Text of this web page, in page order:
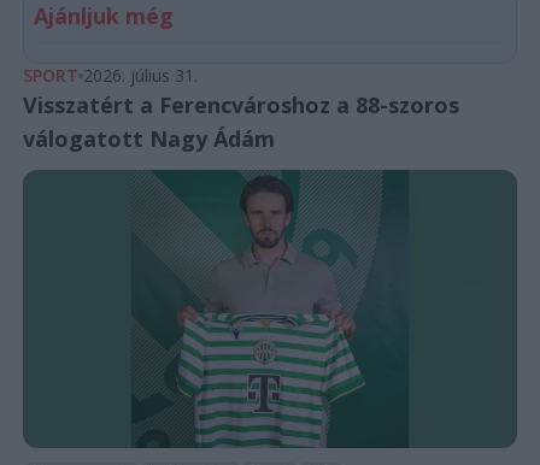
Ajánljuk még
SPORT 2026. július 31.
Visszatért a Ferencvároshoz a 88-szoros
válogatott Nagy Ádám